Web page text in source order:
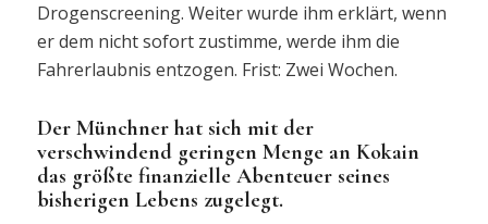
Drogenscreening. Weiter wurde ihm erklärt, wenn
er dem nicht sofort zustimme, werde ihm die
Fahrerlaubnis entzogen. Frist: Zwei Wochen.
Der Münchner hat sich mit der
verschwindend geringen Menge an Kokain
das größte finanzielle Abenteuer seines
bisherigen Lebens zugelegt.